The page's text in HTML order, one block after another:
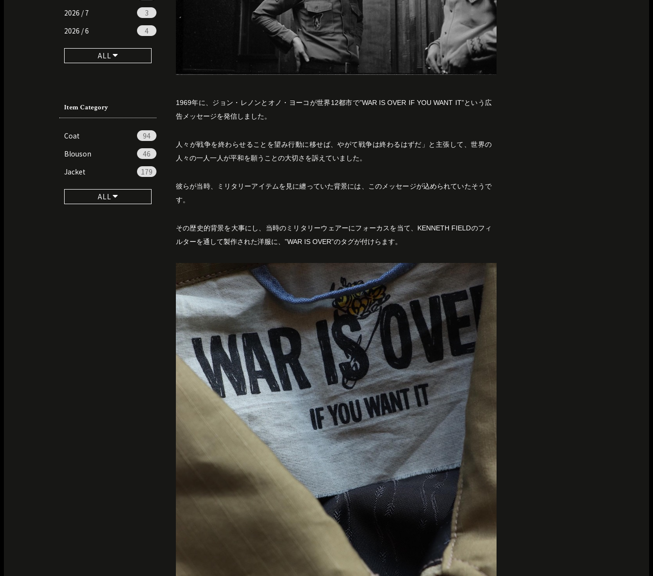
2026 / 7
3
2026 / 6
4
ALL
Item Category
Coat
94
Blouson
46
Jacket
179
ALL
1969年に、ジョン・レノンとオノ・ヨーコが世界12都市で”WAR IS OVER IF YOU WANT IT”という広
告メッセージを発信しました。
人々が戦争を終わらせることを望み行動に移せば、やがて戦争は終わるはずだ」と主張して、世界の
人々の一人一人が平和を願うことの大切さを訴えていました。
彼らが当時、ミリタリーアイテムを見に纏っていた背景には、このメッセージが込められていたそうで
す。
その歴史的背景を大事にし、当時のミリタリーウェアーにフォーカスを当て、KENNETH FIELDのフィ
ルターを通して製作された洋服に、”WAR IS OVER”のタグが付けらます。